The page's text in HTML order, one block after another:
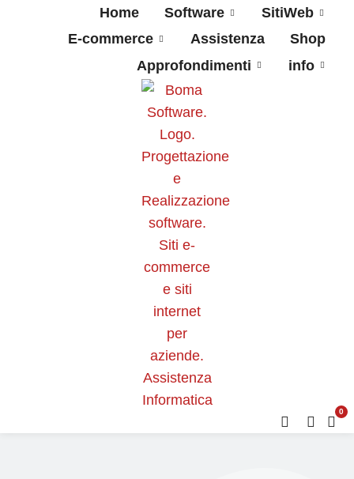
Home Software
SitiWeb
E-commerce
Assistenza
Shop
Approfondimenti
info
0